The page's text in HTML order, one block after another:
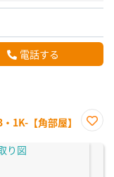
電話する
1K-【角部屋】
に入